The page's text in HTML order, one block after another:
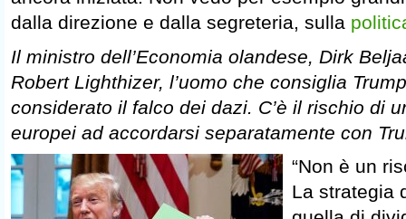
dalla direzione e dalla segreteria, sulla
Il ministro dell’Economia olandese, Dirk
Robert Lighthizer, l’uomo che consiglia
considerato il falco dei dazi. C’è il rischio di
europei ad accordarsi separatamente con
“Non è un
La strategia